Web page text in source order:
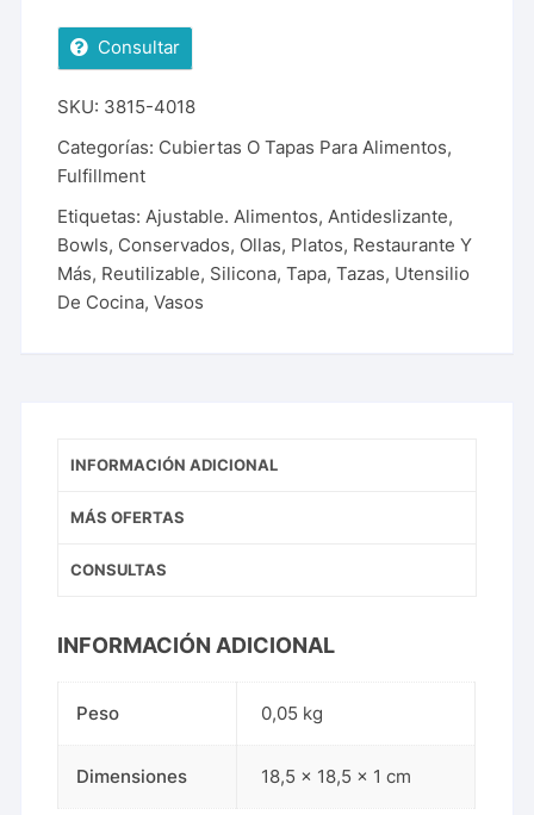
Consultar
SKU: 3815-4018
Categorías: Cubiertas O Tapas Para Alimentos,
Fulfillment
Etiquetas:Ajustable. Alimentos,Antideslizante,
Bowls, Conservados, Ollas, Platos, Restaurante Y
Más, Reutilizable, Silicona,Tapa,Tazas, Utensilio
De Cocina,Vasos
INFORMACIÓN ADICIONAL
MÁS OFERTAS
CONSULTAS
INFORMACIÓN ADICIONAL
Peso 0,05 kg
Dimensiones 18,5 × 18,5 × 1 cm